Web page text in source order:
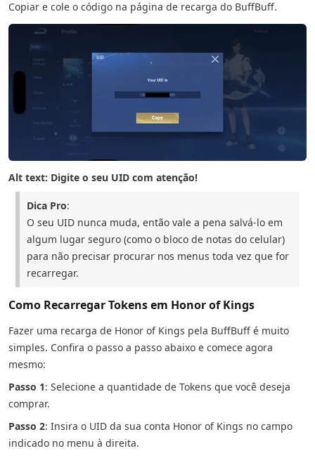
Copiar e cole o código na página de recarga do BuffBuff.
Alt text: Digite o seu UID com atenção!
Dica Pro:
O seu UID nunca muda, então vale a pena salvá-lo em
algum lugar seguro (como o bloco de notas do celular)
para não precisar procurar nos menus toda vez que for
recarregar.
Como Recarregar Tokens em Honor of Kings
Fazer uma recarga de Honor of Kings pela BuffBuff é muito
simples. Confira o passo a passo abaixo e comece agora
mesmo:
Passo 1: Selecione a quantidade de Tokens que você deseja
comprar.
Passo 2: Insira o UID da sua conta Honor of Kings no campo
indicado no menu à direita.